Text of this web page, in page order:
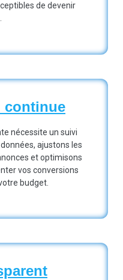
de devenir
continue
nécessite un suivi
ajustons les
et optimisons
vos conversions
budget.